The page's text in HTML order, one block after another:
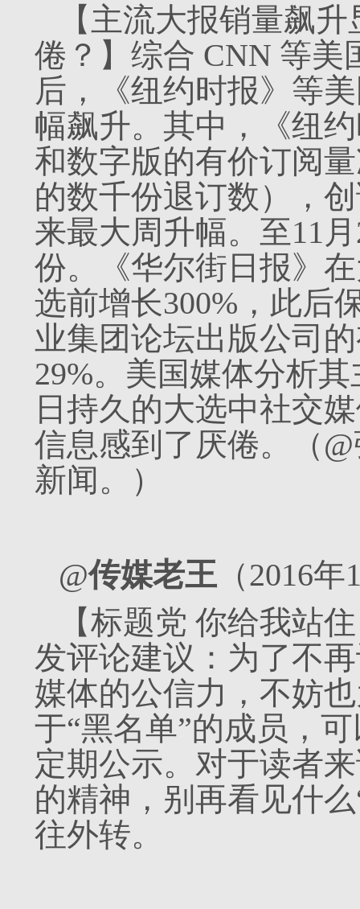
【主流大报销量飙
倦？】综合 CNN 等美
后，《纽约时报》等
幅飙升。其中，《纽
和数字版的有价订阅
的数千份退订数），
来最大周升幅。至11
份。《华尔街日报》
选前增长300%，此后
业集团论坛出版公司
29%。美国媒体分析
日持久的大选中社交
信息感到了厌倦。（
新闻。）
@传媒老王 （2016
【标题党 你给我站
发评论建议：为了不
媒体的公信力，不妨
于“黑名单”的成员，
定期公示。对于读者
的精神，别再看见什
往外转。